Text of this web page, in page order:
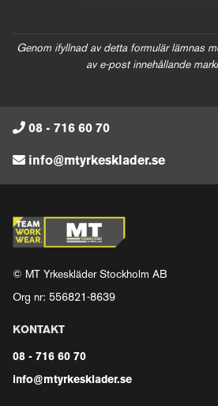
Genom ifyllnad av detta formulär lämnas
av e-post innehållande
08 - 716 60 70
info@mtyrkesklader.se
© MT Yrkeskläder Stockholm AB
Org nr: 556821-8639
KONTAKT
08 - 716 60 70
info@mtyrkesklader.se